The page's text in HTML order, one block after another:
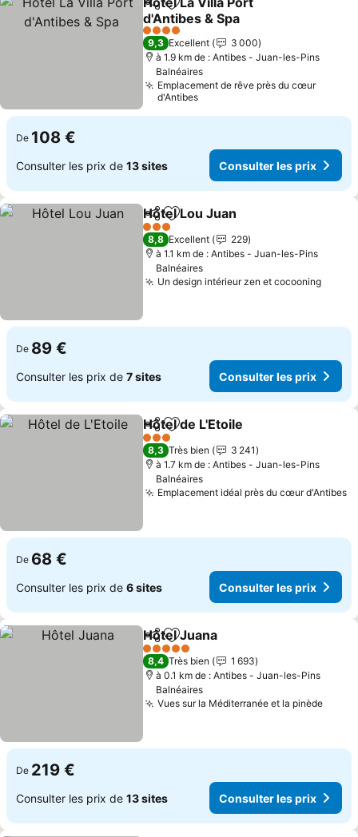
PartagerAjouter à mes favoris
d'Antibes & Spa
Consulter les prix
4 Étoiles
9,3 Excellent
3 000
à 1.9 km de : Antibes - Juan-les-Pins
Balnéaires
Emplacement de rêve près du cœur
d'Antibes
De 108 €
Consulter les prix de 13 sites Consulter les prix
PartagerAjouter à mes favoris
Hôtel Lou Juan
3 Étoiles
8,8 Excellent
229
à 1.1 km de : Antibes - Juan-les-Pins
Balnéaires
Un design intérieur zen et cocooning
De 89 €
Consulter les prix de 7 sites Consulter les prix
PartagerAjouter à mes favoris
Hôtel de L'Etoile
3 Étoiles
8,3 Très bien
3 241
à 1.7 km de : Antibes - Juan-les-Pins
Balnéaires
Emplacement idéal près du cœur d'Antibes
De 68 €
Consulter les prix de 6 sites Consulter les prix
PartagerAjouter à mes favoris
Hôtel Juana
5 Étoiles
8,4 Très bien
1 693
à 0.1 km de : Antibes - Juan-les-Pins
Balnéaires
Vues sur la Méditerranée et la pinède
De 219 €
Consulter les prix de 13 sites Consulter les prix